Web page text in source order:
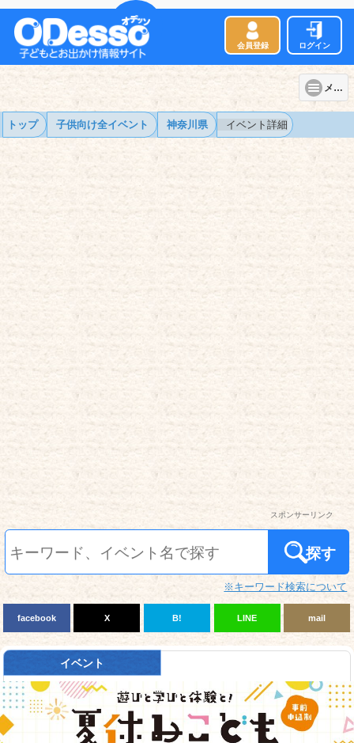
会員登録 ログイン
メニュー
トップ 子供向け全イベント 神奈川県 イベント詳細
スポンサーリンク
探す
※キーワード検索について
facebook X B! LINE mail
イベント